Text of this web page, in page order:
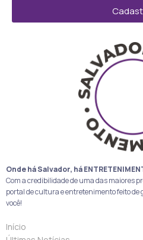
Onde há Salvador, há
Com a credibilidade de uma das maiores
portal de cultura e entretenimento feito
você!
Início